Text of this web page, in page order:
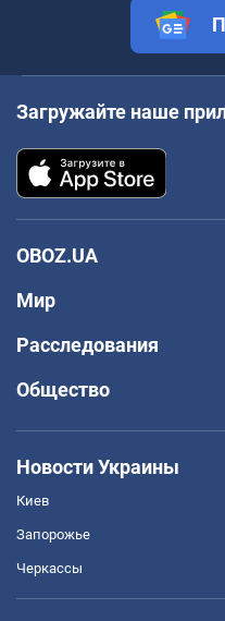
Загружайте наше
OBOZ.UA
Мир
Расследования
Общество
Новости Украины
Киев
Запорожье
Черкассы